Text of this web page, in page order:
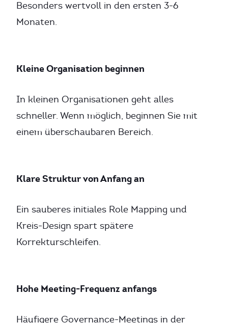
Besonders wertvoll in den ersten 3-6
Monaten.
Kleine Organisation beginnen
In kleinen Organisationen geht alles
schneller. Wenn möglich, beginnen Sie mit
einem überschaubaren Bereich.
Klare Struktur von Anfang an
Ein sauberes initiales Role Mapping und
Kreis-Design spart spätere
Korrekturschleifen.
Hohe Meeting-Frequenz anfangs
Häufigere Governance-Meetings in der